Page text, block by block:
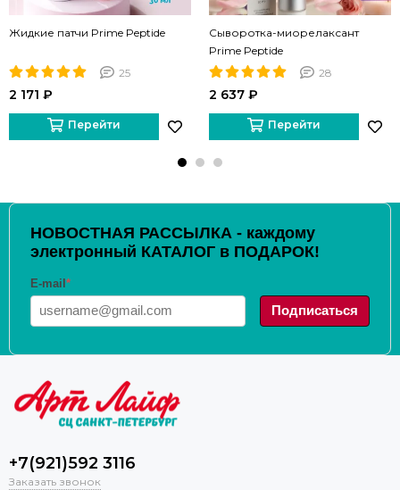
Жидкие патчи Prime Peptide
25
2 171 ₽
Перейти
Сыворотка-миорелаксант
Prime Peptide
28
2 637 ₽
Перейти
НОВОСТНАЯ РАССЫЛКА - каждому
электронный КАТАЛОГ в ПОДАРОК!
E-mail*
Подписаться
+7(921)592 3116
Заказать звонок